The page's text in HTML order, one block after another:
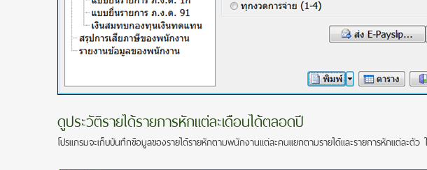
ดูประวัติรายได้รายการหักแต่ละเดือนได้ตลอดปี
โปรแกรมจะเก็บบันทึกข้อมูลของรายได้รายหักตามพนักงานแต่ละคนแยกตามรายได้และรายการหักแต่ละตั